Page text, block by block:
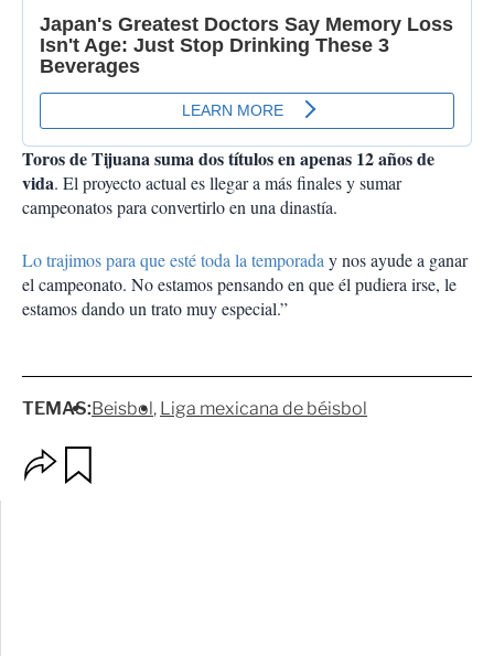
Toros de Tijuana suma dos títulos en apenas 12 años de
vida. El proyecto actual es llegar a más finales y sumar
campeonatos para convertirlo en una dinastía.
Lo trajimos para que esté toda la temporada y nos ayude a ganar
el campeonato. No estamos pensando en que él pudiera irse, le
estamos dando un trato muy especial.”
TEMAS:Beisbol Liga mexicana de béisbol
p